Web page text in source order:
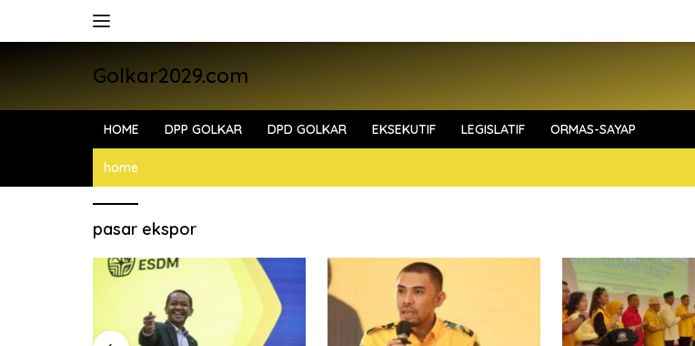
Golkar2029.com
HOME DPP GOLKAR DPD GOLKAR EKSEKUTIF LEGISLATIF ORMAS-SAYAP
home
pasar ekspor